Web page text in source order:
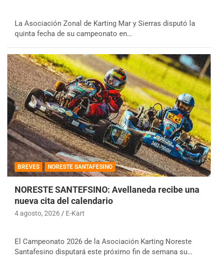
La Asociación Zonal de Karting Mar y Sierras disputó la
quinta fecha de su campeonato en…
BREVES NORESTE SANTAFESINO
NORESTE SANTEFSINO: Avellaneda recibe una
nueva cita del calendario
4 agosto, 2026 E-Kart
El Campeonato 2026 de la Asociación Karting Noreste
Santafesino disputará este próximo fin de semana su…